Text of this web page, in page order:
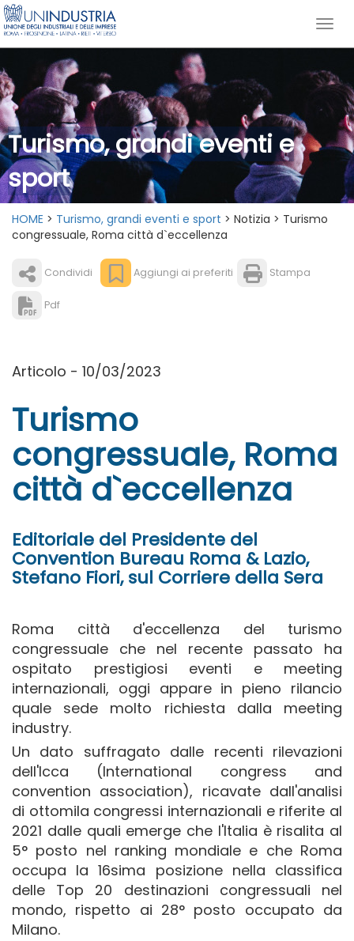
Turismo, grandi eventi e
sport
HOME > Turismo, grandi eventi e sport > Notizia > Turismo
congressuale, Roma città d`eccellenza
Condividi Aggiungi ai preferiti Stampa
Pdf
Articolo - 10/03/2023
Turismo
congressuale, Roma
città d`eccellenza
Editoriale del Presidente del
Convention Bureau Roma & Lazio,
Stefano Fiori, sul Corriere della Sera
Roma città d'eccellenza del turismo
congressuale che nel recente passato ha
ospitato prestigiosi eventi e meeting
internazionali, oggi appare in pieno rilancio
quale sede molto richiesta dalla meeting
industry.
Un dato suffragato dalle recenti rilevazioni
dell'Icca (International congress and
convention association), ricavate dall'analisi
di ottomila congressi internazionali e riferite al
2021 dalle quali emerge che l'Italia è risalita al
5° posto nel ranking mondiale e che Roma
occupa la 16sima posizione nella classifica
delle Top 20 destinazioni congressuali nel
mondo, rispetto ai 28° posto occupato da
Milano.